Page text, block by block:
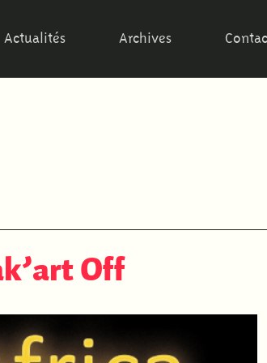
Actualités Archives
Off